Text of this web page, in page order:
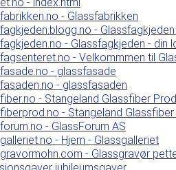
- Glassfabrikken
-
- Glassfagkjeden - din
- Velkommmen til
- glassfasade
- glassfasaden
- Stangeland Glassfiber
- Stangeland
- GlassForum AS
- Hjem - Glassgalleriet
- Glassgravør